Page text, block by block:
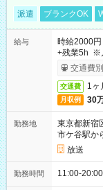
派遣 ブランクOK
給与
時給2000
+残業5h ※
取りサービ
交通費
交通費 1ヶ
月収例 30
勤務地
東京都新宿
市ケ谷駅か
放送
勤務時間 11:00-